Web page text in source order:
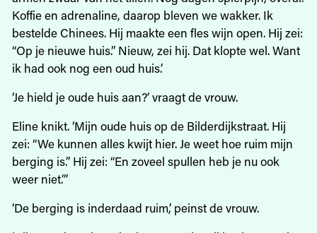
Koffie en adrenaline, daarop bleven we wakker. Ik
bestelde Chinees. Hij maakte een fles wijn open. Hij zei:
“Op je nieuwe huis.” Nieuw, zei hij. Dat klopte wel. Want
ik had ook nog een oud huis.’
‘Je hield je oude huis aan?’ vraagt de vrouw.
Eline knikt. ‘Mijn oude huis op de Bilderdijkstraat. Hij
zei: “We kunnen alles kwijt hier. Je weet hoe ruim mijn
berging is.” Hij zei: “En zoveel spullen heb je nu ook
weer niet.”’
‘De berging is inderdaad ruim,’ peinst de vrouw.